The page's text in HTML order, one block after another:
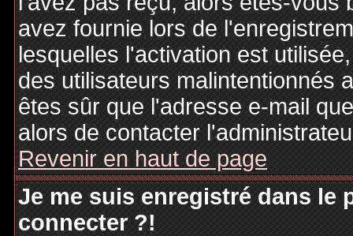
avez fournie lors de
lesquelles l'activation est
des utilisateurs malintentionnés
êtes sûr que l'adresse e-mail
alors de contacter
Revenir en haut de page
Je me suis enregistré dans le
connecter ?!